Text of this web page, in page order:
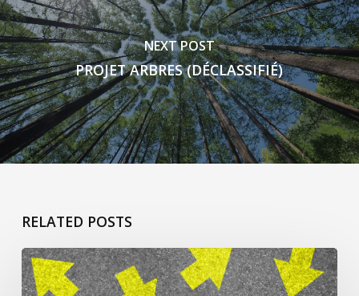
NEXT POST
PROJET ARBRES (DÉCLASSIFIÉ)
RELATED POSTS
ça
commence